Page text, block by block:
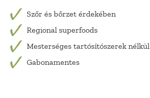
Szőr és bőrzet érdekében
Regional superfoods
Mesterséges tartósítószerek nélkül
Gabonamentes